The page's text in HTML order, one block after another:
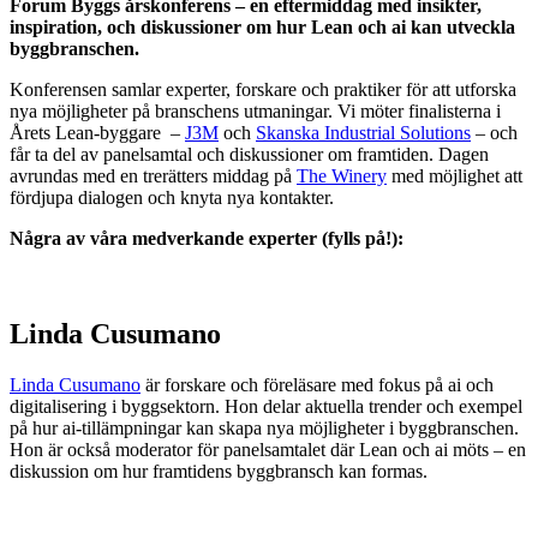
Forum Byggs årskonferens – en eftermiddag med insikter,
inspiration, och diskussioner om hur Lean och ai kan utveckla
byggbranschen.
Konferensen samlar experter, forskare och praktiker för att utforska
nya möjligheter på branschens utmaningar. Vi möter finalisterna i
Årets Lean-byggare – J3M och Skanska Industrial Solutions – och
får ta del av panelsamtal och diskussioner om framtiden. Dagen
avrundas med en trerätters middag på The Winery med möjlighet att
fördjupa dialogen och knyta nya kontakter.
Några av våra medverkande experter (fylls på!):
Linda Cusumano
Linda Cusumano är forskare och föreläsare med fokus på ai och
digitalisering i byggsektorn. Hon delar aktuella trender och exempel
på hur ai-tillämpningar kan skapa nya möjligheter i byggbranschen.
Hon är också moderator för panelsamtalet där Lean och ai möts – en
diskussion om hur framtidens byggbransch kan formas.